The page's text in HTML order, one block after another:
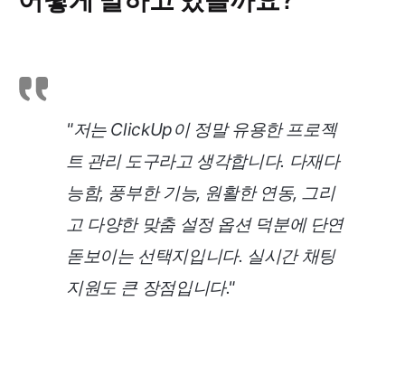
"저는 ClickUp이 정말 유용한 프로젝
트 관리 도구라고 생각합니다. 다재다
능함, 풍부한 기능, 원활한 연동, 그리
고 다양한 맞춤 설정 옵션 덕분에 단연
돋보이는 선택지입니다. 실시간 채팅
지원도 큰 장점입니다."